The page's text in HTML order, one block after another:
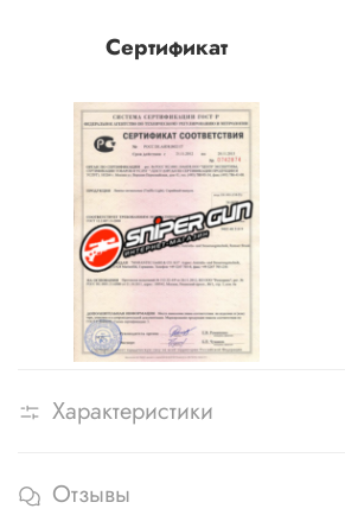
Сертификат
Характеристики
Отзывы